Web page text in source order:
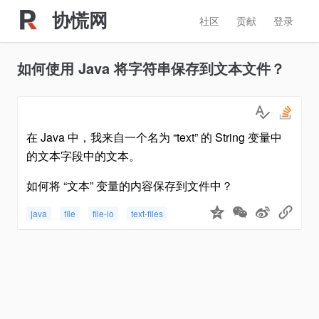
协慌网 登录
贡献
社区
如何使用 Java 将字符串保存到文本文件？
在 Java 中，我来自一个名为 “text” 的 String 变量中
的文本字段中的文本。
如何将 “文本” 变量的内容保存到文件中？
java file file-io text-files